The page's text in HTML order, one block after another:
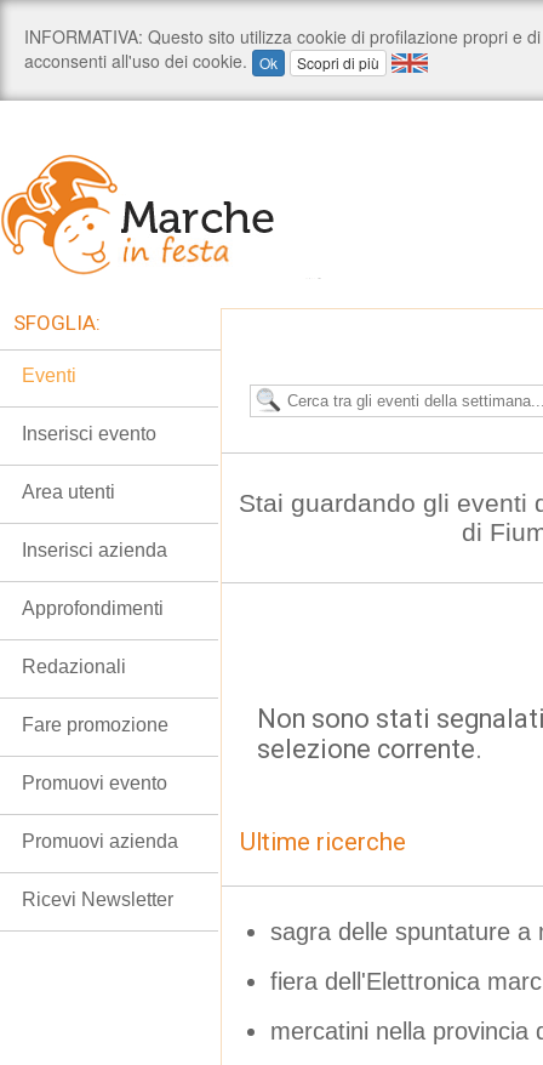
Stai guardando gli eventi
di
Non sono stati
selezione corrente.
Ultime ricerche
sagra delle spuntature a
fiera dell'Elettronica
mercatini nella provincia
SFOGLIA:
Eventi
Inserisci evento
Area utenti
Inserisci azienda
Approfondimenti
Redazionali
Fare promozione
Promuovi evento
Promuovi azienda
Ricevi Newsletter